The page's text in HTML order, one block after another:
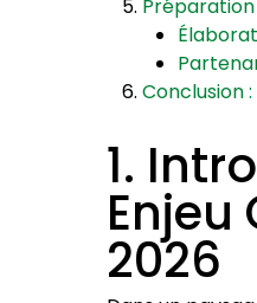
Conclusion
1.
Enjeu
2026